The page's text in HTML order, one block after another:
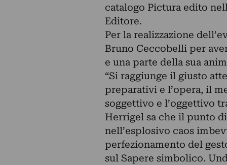
catalogo Pictura edito
Editore.
Per la realizzazione
Bruno Ceccobelli per
e una parte della sua
“Si raggiunge il giusto
preparativi e l’opera, il
soggettivo e l’oggettivo
Herrigel sa che il punto
nell’esplosivo caos
perfezionamento del
sul Sapere simbolico.